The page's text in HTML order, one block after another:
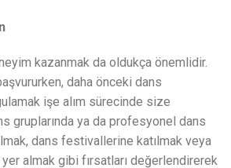
kazanmak da oldukça önemlidir.
daha önceki dans
işe alım sürecinde size
gruplarında ya da profesyonel dans
dans festivallerine katılmak veya
yer almak gibi fırsatları değerlendirerek